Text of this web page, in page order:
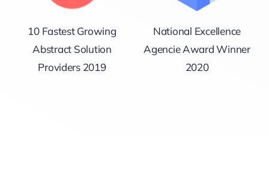
10 Fastest Growing
Abstract Solution
Providers 2019
National Excellence
Agencie Award Winner
2020